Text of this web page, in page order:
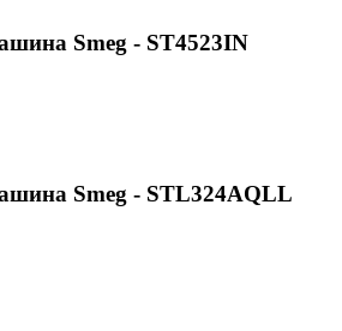
Smeg - ST4523IN
Smeg - STL324AQLL